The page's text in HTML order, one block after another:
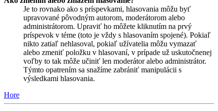
Je to rovnako ako s príspevkami, hlasovania môžu byť
upravované pôvodným autorom, moderátorom alebo
administrátorom. Upraviť ho môžete kliknutím na prvý
príspevok v téme (toto je vždy s hlasovaním spojené). Pokiaľ
nikto zatiaľ nehlasoval, pokiaľ užívatelia môžu vymazať
alebo zmeniť položku v hlasovaní, v prípade už uskutočnenej
voľby to tak môže učiniť len moderátor alebo administrátor.
Týmto opatrením sa snažíme zabrániť manipulácii s
výsledkami hlasovania.
Hore